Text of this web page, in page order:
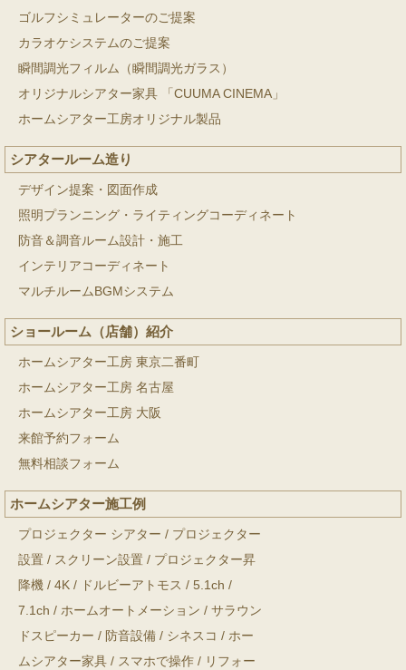
ゴルフシミュレーターのご提案
カラオケシステムのご提案
瞬間調光フィルム（瞬間調光ガラス）
オリジナルシアター家具 「CUUMA CINEMA」
ホームシアター工房オリジナル製品
シアタールーム造り
デザイン提案・図面作成
照明プランニング・ライティングコーディネート
防音＆調音ルーム設計・施工
インテリアコーディネート
マルチルームBGMシステム
ショールーム（店舗）紹介
ホームシアター工房 東京二番町
ホームシアター工房 名古屋
ホームシアター工房 大阪
来館予約フォーム
無料相談フォーム
ホームシアター施工例
プロジェクター シアター / プロジェクター
設置 / スクリーン設置 / プロジェクター昇
降機 / 4K / ドルビーアトモス / 5.1ch /
7.1ch / ホームオートメーション / サラウン
ドスピーカー / 防音設備 / シネスコ / ホー
ムシアター家具 / スマホで操作 / リフォー